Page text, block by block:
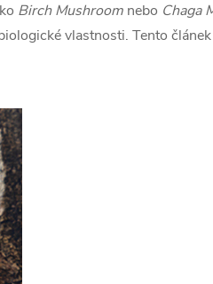
Birch Mushroomnebo Chaga
vlastnosti. Tento